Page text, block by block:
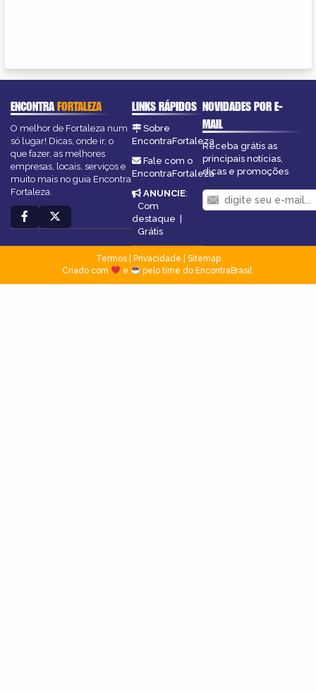
ENCONTRAFORTALEZA
O melhor de Fortaleza num
só lugar! Dicas, onde ir, o
que fazer, as melhores
empresas, locais, serviços e
muito mais no guia Encontra
Fortaleza.
LINKS RÁPIDOS
Sobre
EncontraFortaleza
Fale com o
EncontraFortaleza
ANUNCIE:
Com
destaque
Grátis
NOVIDADES POR E-
MAIL
Receba grátis as
principais notícias,
dicas e promoções
Termos| Privacidade
Sitemap
Criado com
e pelo time do EncontraBrasil